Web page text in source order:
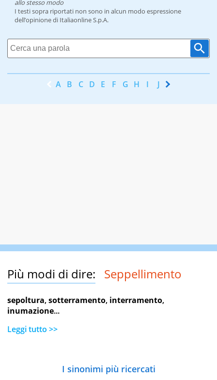
allo stesso modo
I testi sopra riportati non sono in alcun modo espressione
dell’opinione di Italiaonline S.p.A.
A B C D E F G H I J K
Più modi di dire: Seppellimento
sepoltura,sotterramento, interramento,
inumazione...
Leggi tutto >>
I sinonimi più ricercati